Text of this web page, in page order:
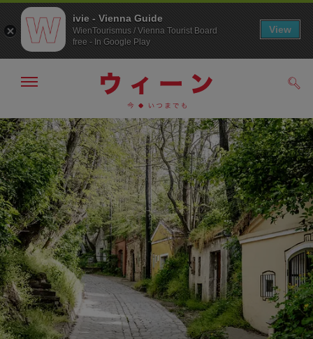
メ
ニ
ュ
ー
へ
こ
の
ペ
ー
ジ
の
ト
ッ
プ
へ
メ
ー
の
表
示・
非
表
示
す
る
ivie - Vienna Guide
WienTourismus / Vienna Tourist Board
free - In Google Play
View